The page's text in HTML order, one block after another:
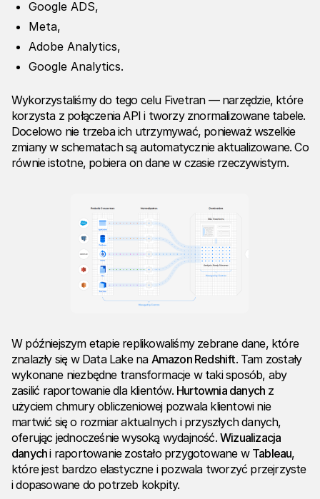
Google ADS,
Meta,
Adobe Analytics,
Google Analytics.
Wykorzystaliśmy do tego celu Fivetran — narzędzie, które
korzysta z połączenia API i tworzy znormalizowane tabele.
Docelowo nie trzeba ich utrzymywać, ponieważ wszelkie
zmiany w schematach są automatycznie aktualizowane. Co
równie istotne, pobiera on dane w czasie rzeczywistym.
W późniejszym etapie replikowaliśmy zebrane dane, które
znalazły się w Data Lake na Amazon Redshift. Tam zostały
wykonane niezbędne transformacje w taki sposób, aby
zasilić raportowanie dla klientów. Hurtownia danych z
użyciem chmury obliczeniowej pozwala klientowi nie
martwić się o rozmiar aktualnych i przyszłych danych,
oferując jednocześnie wysoką wydajność. Wizualizacja
danychi raportowanie zostało przygotowane w Tableau,
które jest bardzo elastyczne i pozwala tworzyć przejrzyste
i dopasowane do potrzeb kokpity.